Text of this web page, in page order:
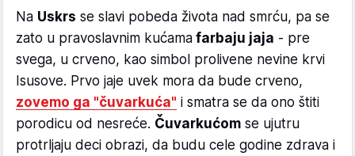
Na Uskrs se slavi pobeda života nad smrću, pa se
zato u pravoslavnim kućama farbaju jaja - pre
svega, u crveno, kao simbol prolivene nevine krvi
Isusove. Prvo jaje uvek mora da bude crveno,
zovemo ga "čuvarkuća" i smatra se da ono štiti
porodicu od nesreće. Čuvarkućom se ujutru
protrljaju deci obrazi, da budu cele godine zdrava i